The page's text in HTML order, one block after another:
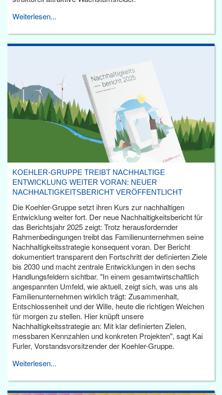
Weiterlesen...
KOEHLER-GRUPPE TREIBT NACHHALTIGE
ENTWICKLUNG WEITER VORAN: NEUER
NACHHALTIGKEITSBERICHT VERÖFFENTLICHT
Die Koehler-Gruppe setzt ihren Kurs zur nachhaltigen
Entwicklung weiter fort. Der neue Nachhaltigkeitsbericht für
das Berichtsjahr 2025 zeigt: Trotz herausfordernder
Rahmenbedingungen treibt das Familienunternehmen seine
Nachhaltigkeitsstrategie konsequent voran. Der Bericht
dokumentiert transparent den Fortschritt der definierten Ziele
bis 2030 und macht zentrale Entwicklungen in den sechs
Handlungsfeldern sichtbar. "In einem gesamtwirtschaftlich
angespannten Umfeld, wie aktuell, zeigt sich, was uns als
Familienunternehmen wirklich trägt: Zusammenhalt,
Entschlossenheit und der Wille, heute die richtigen Weichen
für morgen zu stellen. Hier knüpft unsere
Nachhaltigkeitsstrategie an: Mit klar definierten Zielen,
messbaren Kennzahlen und konkreten Projekten", sagt Kai
Furler, Vorstandsvorsitzender der Koehler-Gruppe.
Weiterlesen...